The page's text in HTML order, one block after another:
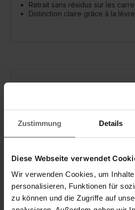
Zustimmung Details
Diese Webseite verwendet
Wir verwenden Cookies, um
personalisieren, Funktionen für
zu können und die Zugriffe auf
Retrait sans résidus sur les
Distinction claire grâce à la
Kit complet aspirateur à